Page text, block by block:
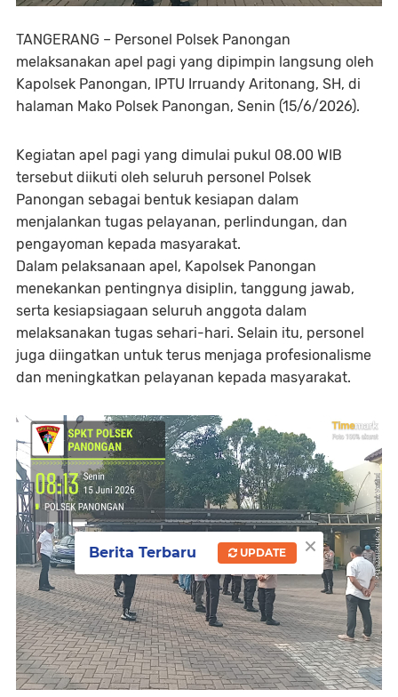
TANGERANG – Personel Polsek Panongan
melaksanakan apel pagi yang dipimpin langsung oleh
Kapolsek Panongan, IPTU Irruandy Aritonang, SH, di
halaman Mako Polsek Panongan, Senin (15/6/2026).
Kegiatan apel pagi yang dimulai pukul 08.00 WIB
tersebut diikuti oleh seluruh personel Polsek
Panongan sebagai bentuk kesiapan dalam
menjalankan tugas pelayanan, perlindungan, dan
pengayoman kepada masyarakat.
Dalam pelaksanaan apel, Kapolsek Panongan
menekankan pentingnya disiplin, tanggung jawab,
serta kesiapsiagaan seluruh anggota dalam
melaksanakan tugas sehari-hari. Selain itu, personel
juga diingatkan untuk terus menjaga profesionalisme
dan meningkatkan pelayanan kepada masyarakat.
×
Berita Terbaru UPDATE